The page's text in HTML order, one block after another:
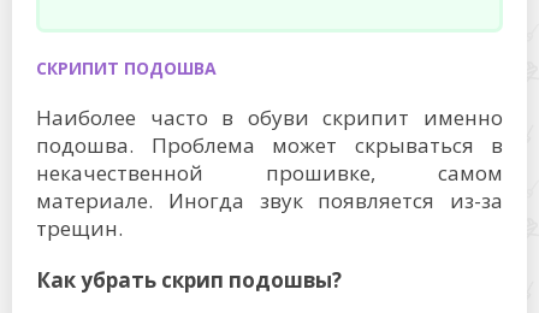
СКРИПИТ ПОДОШВА
Наиболее часто в обуви скрипит именно
подошва. Проблема может скрываться в
некачественной прошивке, самом
материале. Иногда звук появляется из-за
трещин.
Как убрать скрип подошвы?